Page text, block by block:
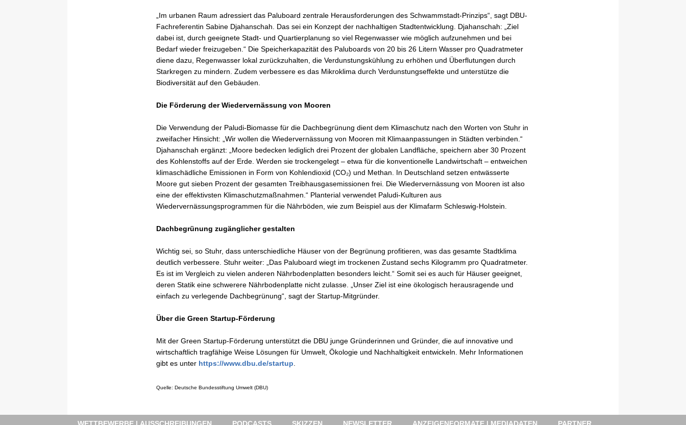
„Im urbanen Raum adressiert das Paluboard zentrale Herausforderungen des Schwammstadt-Prinzips“, sagt DBU-
Fachreferentin Sabine Djahanschah. Das sei ein Konzept der nachhaltigen Stadtentwicklung. Djahanschah: „Ziel
dabei ist, durch geeignete Stadt- und Quartierplanung so viel Regenwasser wie möglich aufzunehmen und bei
Bedarf wieder freizugeben.“ Die Speicherkapazität des Paluboards von 20 bis 26 Litern Wasser pro Quadratmeter
diene dazu, Regenwasser lokal zurückzuhalten, die Verdunstungskühlung zu erhöhen und Überflutungen durch
Starkregen zu mindern. Zudem verbessere es das Mikroklima durch Verdunstungseffekte und unterstütze die
Biodiversität auf den Gebäuden.
Die Förderung der Wiedervernässung von Mooren
Die Verwendung der Paludi-Biomasse für die Dachbegrünung dient dem Klimaschutz nach den Worten von Stuhr in
zweifacher Hinsicht: „Wir wollen die Wiedervernässung von Mooren mit Klimaanpassungen in Städten verbinden.“
Djahanschah ergänzt: „Moore bedecken lediglich drei Prozent der globalen Landfläche, speichern aber 30 Prozent
des Kohlenstoffs auf der Erde. Werden sie trockengelegt – etwa für die konventionelle Landwirtschaft – entweichen
klimaschädliche Emissionen in Form von Kohlendioxid (CO₂) und Methan. In Deutschland setzen entwässerte
Moore gut sieben Prozent der gesamten Treibhausgasemissionen frei. Die Wiedervernässung von Mooren ist also
eine der effektivsten Klimaschutzmaßnahmen.“ Planterial verwendet Paludi-Kulturen aus
Wiedervernässungsprogrammen für die Nährböden, wie zum Beispiel aus der Klimafarm Schleswig-Holstein.
Dachbegrünung zugänglicher gestalten
Wichtig sei, so Stuhr, dass unterschiedliche Häuser von der Begrünung profitieren, was das gesamte Stadtklima
deutlich verbessere. Stuhr weiter: „Das Paluboard wiegt im trockenen Zustand sechs Kilogramm pro Quadratmeter.
Es ist im Vergleich zu vielen anderen Nährbodenplatten besonders leicht.“ Somit sei es auch für Häuser geeignet,
deren Statik eine schwerere Nährbodenplatte nicht zulasse. „Unser Ziel ist eine ökologisch herausragende und
einfach zu verlegende Dachbegrünung“, sagt der Startup-Mitgründer.
Über die Green Startup-Förderung
Mit der Green Startup-Förderung unterstützt die DBU junge Gründerinnen und Gründer, die auf innovative und
wirtschaftlich tragfähige Weise Lösungen für Umwelt, Ökologie und Nachhaltigkeit entwickeln. Mehr Informationen
gibt es unter https://www.dbu.de/startup
Quelle: Deutsche Bundesstiftung Umwelt (DBU)
WETTBEWERBE | AUSSCHREIBUNGEN PODCASTS SKIZZEN NEWSLETTER ANZEIGENFORMATE | MEDIADATEN PARTNER